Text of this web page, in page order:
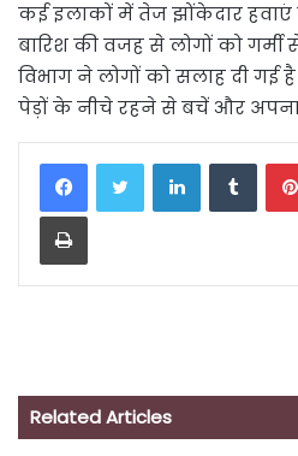
कई इलाकों में तेज झोंकेदार
बारिश की वजह से लोगों को गर्मी
विभाग ने लोगों को सलाह दी गई
पेड़ों के नीचे रहने से बचें और अपना
LinkedIn
Print
Related Articles